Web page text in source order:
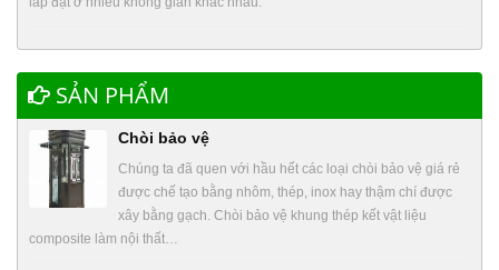
SẢN PHẨM
Chòi bảo vệ
Chúng ta đã quen với hầu hết các loại chòi bảo vệ giá rẻ
được chế tạo bằng nhôm, thép, inox hay thậm chí được
xây bằng gạch. Chòi bảo vệ khung thép kết vật liệu
composite làm nội thất…